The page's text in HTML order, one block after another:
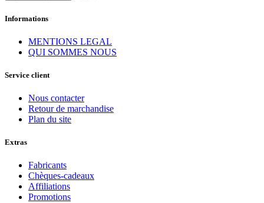
Informations
MENTIONS LEGAL
QUI SOMMES NOUS
Service client
Nous contacter
Retour de marchandise
Plan du site
Extras
Fabricants
Chèques-cadeaux
Affiliations
Promotions